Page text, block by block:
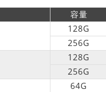
容量
128G
256G
128G
256G
64G